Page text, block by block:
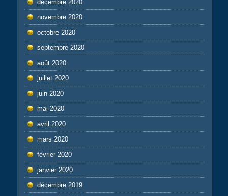
décembre 2020
novembre 2020
octobre 2020
septembre 2020
août 2020
juillet 2020
juin 2020
mai 2020
avril 2020
mars 2020
février 2020
janvier 2020
décembre 2019